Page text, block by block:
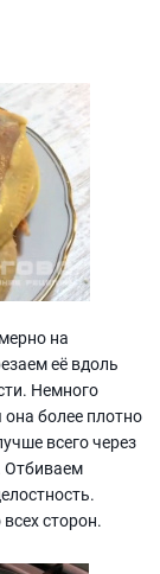
на
её вдоль
Немного
более плотно
всего через
Отбиваем
сторон.